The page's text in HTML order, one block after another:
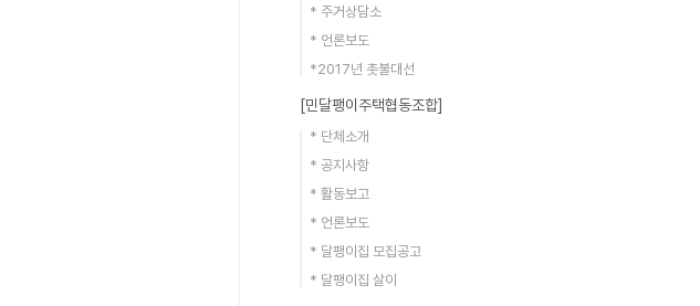
* 주거상담소
* 언론보도
*2017년 촛불대선
[민달팽이주택협동조합]
* 단체소개
* 공지사항
* 활동보고
* 언론보도
* 달팽이집 모집공고
* 달팽이집 살이